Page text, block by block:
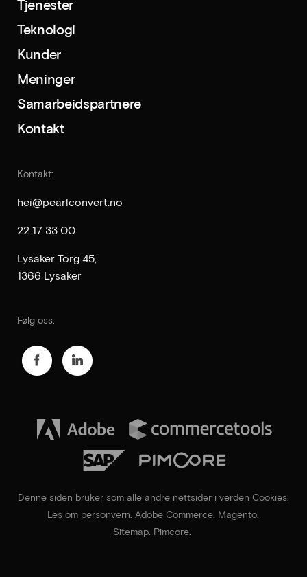
Tjenester
Teknologi
Kunder
Meninger
Samarbeidspartnere
Kontakt
Kontakt:
hei@pearlconvert.no
22 17 33 00
Lysaker Torg 45,
1366 Lysaker
Følg oss:
Denne siden bruker som alle andre nettsider i verden Cookies
Les om personvern .Adobe Commerce Magento
Sitemap. Pimcore.